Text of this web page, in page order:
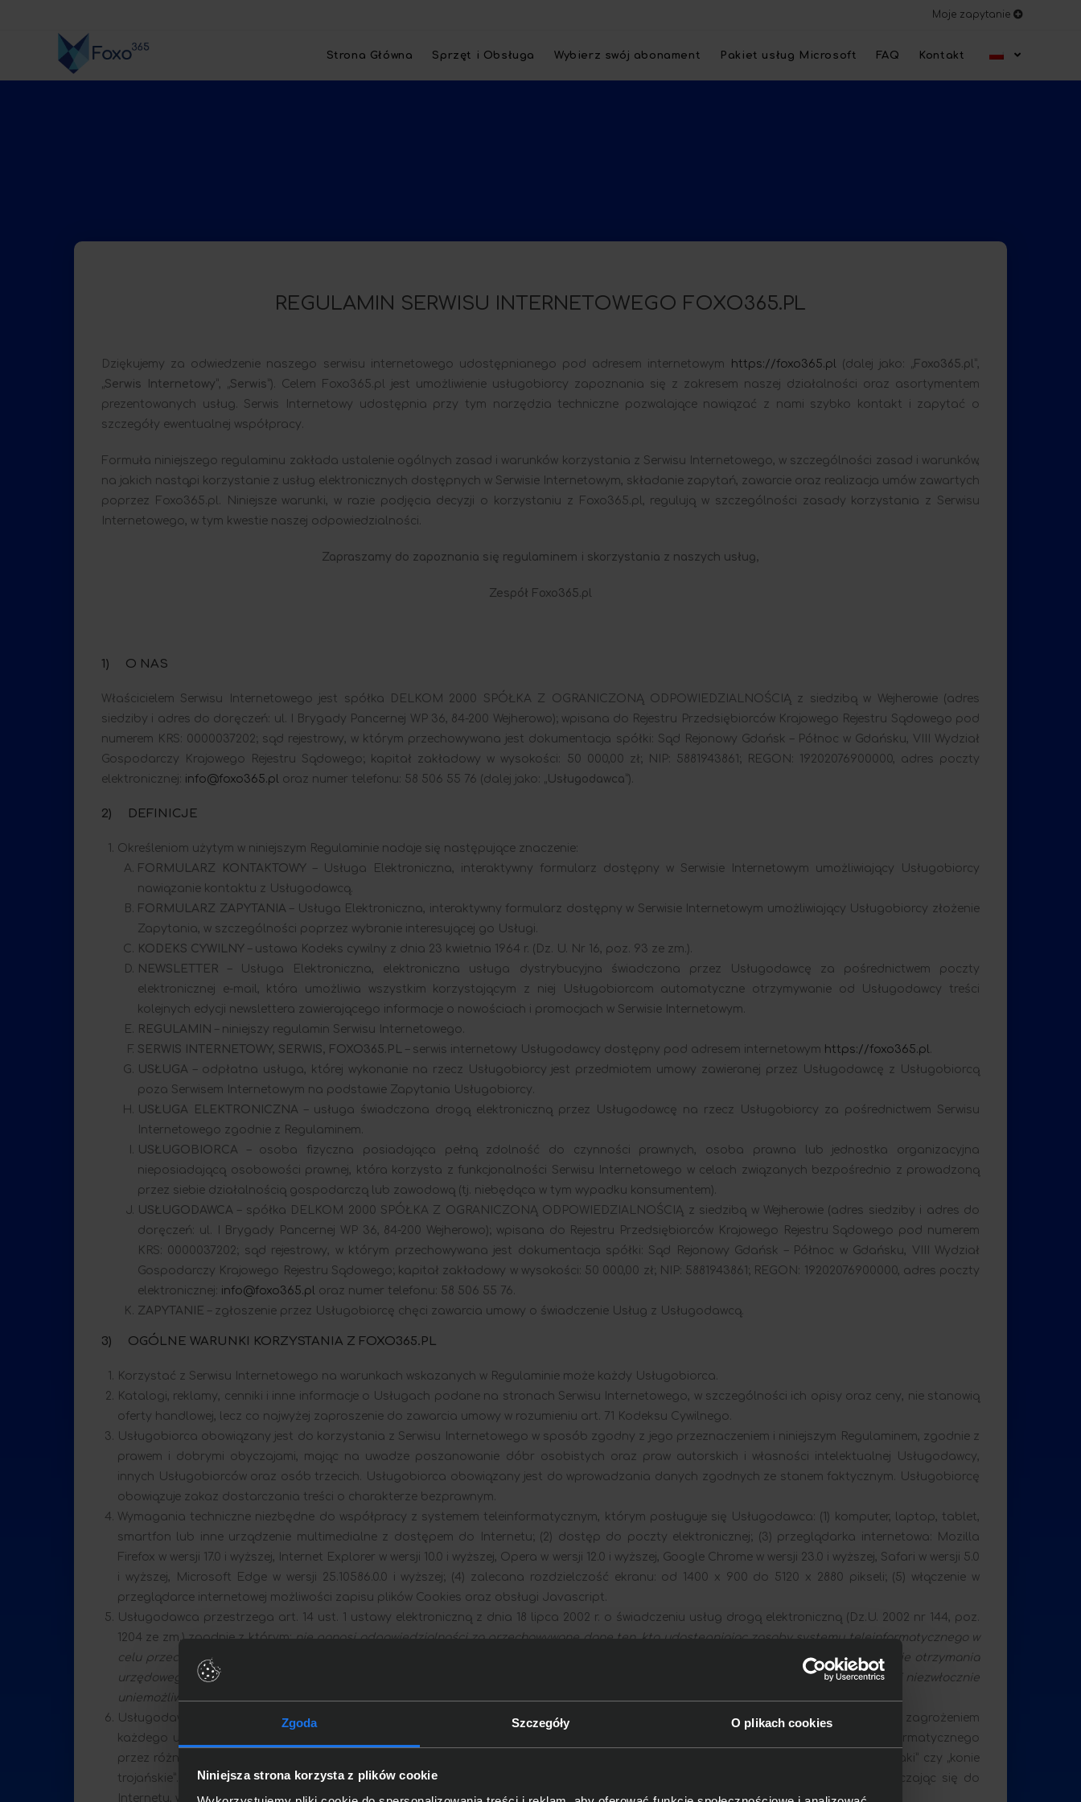
Zgoda Szczegóły O plikach cookies
Niniejsza strona korzysta z plików cookie
Moje zapytanie
Strona Główna Sprzęt i Obsługa Wybierz swój abonament Pakiet usług Microsoft FAQ Kontakt
REGULAMIN SERWISU INTERNETOWEGO FOXO365.PL
Dziękujemy za odwiedzenie naszego serwisu internetowego udostępnianego pod adresem internetowym https://foxo365.pl(dalej jako: „Foxo365.pl”,
„Serwis Internetowy”, „Serwis”). Celem Foxo365.pl jest umożliwienie usługobiorcy zapoznania się z zakresem naszej działalności oraz asortymentem
prezentowanych usług. Serwis Internetowy udostępnia przy tym narzędzia techniczne pozwalające nawiązać z nami szybko kontakt i zapytać o
szczegóły ewentualnej współpracy.
Formuła niniejszego regulaminu zakłada ustalenie ogólnych zasad i warunków korzystania z Serwisu Internetowego, w szczególności zasad i warunków,
na jakich nastąpi korzystanie z usług elektronicznych dostępnych w Serwisie Internetowym, składanie zapytań, zawarcie oraz realizacja umów zawartych
poprzez Foxo365.pl. Niniejsze warunki, w razie podjęcia decyzji o korzystaniu z Foxo365.pl, regulują w szczególności zasady korzystania z Serwisu
Internetowego, w tym kwestie naszej odpowiedzialności.
Zapraszamy do zapoznania się regulaminem i skorzystania z naszych usług,
Zespół Foxo365.pl
1) O NAS
Właścicielem Serwisu Internetowego jest spółka DELKOM 2000 SPÓŁKA Z OGRANICZONĄ ODPOWIEDZIALNOŚCIĄ z siedzibą w Wejherowie (adres
siedziby i adres do doręczeń: ul. I Brygady Pancernej WP 36, 84-200 Wejherowo); wpisana do Rejestru Przedsiębiorców Krajowego Rejestru Sądowego pod
numerem KRS: 0000037202; sąd rejestrowy, w którym przechowywana jest dokumentacja spółki: Sąd Rejonowy Gdańsk – Północ w Gdańsku, VIII Wydział
Gospodarczy Krajowego Rejestru Sądowego; kapitał zakładowy w wysokości: 50 000,00 zł; NIP: 5881943861; REGON: 19202076900000, adres poczty
elektronicznej: info@foxo365.pl oraz numer telefonu: 58 506 55 76 (dalej jako: „Usługodawca”).
2) DEFINICJE
Określeniom użytym w niniejszym Regulaminie nadaje się następujące znaczenie:
FORMULARZ KONTAKTOWY – Usługa Elektroniczna, interaktywny formularz dostępny w Serwisie Internetowym umożliwiający Usługobiorcy
nawiązanie kontaktu z Usługodawcą.
FORMULARZ ZAPYTANIA– Usługa Elektroniczna, interaktywny formularz dostępny w Serwisie Internetowym umożliwiający Usługobiorcy złożenie
Zapytania, w szczególności poprzez wybranie interesującej go Usługi.
KODEKS CYWILNY – ustawa Kodeks cywilny z dnia 23 kwietnia 1964 r. (Dz. U. Nr 16, poz. 93 ze zm.).
NEWSLETTER – Usługa Elektroniczna, elektroniczna usługa dystrybucyjna świadczona przez Usługodawcę za pośrednictwem poczty
elektronicznej e-mail, która umożliwia wszystkim korzystającym z niej Usługobiorcom automatyczne otrzymywanie od Usługodawcy treści
kolejnych edycji newslettera zawierającego informacje o nowościach i promocjach w Serwisie Internetowym.
REGULAMIN – niniejszy regulamin Serwisu Internetowego.
SERWIS INTERNETOWY, SERWIS, FOXO365.PL – serwis internetowy Usługodawcy dostępny pod adresem internetowym https://foxo365.pl.
USŁUGA – odpłatna usługa, której wykonanie na rzecz Usługobiorcy jest przedmiotem umowy zawieranej przez Usługodawcę z Usługobiorcą
poza Serwisem Internetowym na podstawie Zapytania Usługobiorcy.
USŁUGA ELEKTRONICZNA – usługa świadczona drogą elektroniczną przez Usługodawcę na rzecz Usługobiorcy za pośrednictwem Serwisu
Internetowego zgodnie z Regulaminem.
USŁUGOBIORCA – osoba fizyczna posiadająca pełną zdolność do czynności prawnych, osoba prawna lub jednostka organizacyjna
nieposiadającą osobowości prawnej, która korzysta z funkcjonalności Serwisu Internetowego w celach związanych bezpośrednio z prowadzoną
przez siebie działalnością gospodarczą lub zawodową (tj. niebędąca w tym wypadku konsumentem).
USŁUGODAWCA– spółka DELKOM 2000 SPÓŁKA Z OGRANICZONĄ ODPOWIEDZIALNOŚCIĄ z siedzibą w Wejherowie (adres siedziby i adres do
doręczeń: ul. I Brygady Pancernej WP 36, 84-200 Wejherowo); wpisana do Rejestru Przedsiębiorców Krajowego Rejestru Sądowego pod numerem
KRS: 0000037202; sąd rejestrowy, w którym przechowywana jest dokumentacja spółki: Sąd Rejonowy Gdańsk – Północ w Gdańsku, VIII Wydział
Gospodarczy Krajowego Rejestru Sądowego; kapitał zakładowy w wysokości: 50 000,00 zł; NIP: 5881943861; REGON: 19202076900000, adres poczty
elektronicznej: info@foxo365.pl oraz numer telefonu: 58 506 55 76.
ZAPYTANIE – zgłoszenie przez Usługobiorcę chęci zawarcia umowy o świadczenie Usług z Usługodawcą.
3) OGÓLNE WARUNKI KORZYSTANIA Z FOXO365.PL
Korzystać z Serwisu Internetowego na warunkach wskazanych w Regulaminie może każdy Usługobiorca.
Katalogi, reklamy, cenniki i inne informacje o Usługach podane na stronach Serwisu Internetowego, w szczególności ich opisy oraz ceny, nie stanowią
oferty handlowej, lecz co najwyżej zaproszenie do zawarcia umowy w rozumieniu art. 71 Kodeksu Cywilnego.
Usługobiorca obowiązany jest do korzystania z Serwisu Internetowego w sposób zgodny z jego przeznaczeniem i niniejszym Regulaminem, zgodnie z
prawem i dobrymi obyczajami, mając na uwadze poszanowanie dóbr osobistych oraz praw autorskich i własności intelektualnej Usługodawcy,
innych Usługobiorców oraz osób trzecich. Usługobiorca obowiązany jest do wprowadzania danych zgodnych ze stanem faktycznym. Usługobiorcę
obowiązuje zakaz dostarczania treści o charakterze bezprawnym.
Wymagania techniczne niezbędne do współpracy z systemem teleinformatycznym, którym posługuje się Usługodawca: (1) komputer, laptop, tablet,
smartfon lub inne urządzenie multimedialne z dostępem do Internetu; (2) dostęp do poczty elektronicznej; (3) przeglądarka internetowa: Mozilla
Firefox w wersji 17.0 i wyższej, Internet Explorer w wersji 10.0 i wyższej, Opera w wersji 12.0 i wyższej, Google Chrome w wersji 23.0 i wyższej, Safari w wersji 5.0
i wyższej, Microsoft Edge w wersji 25.10586.0.0 i wyższej; (4) zalecana rozdzielczość ekranu: od 1400 x 900 do 5120 x 2880 pikseli; (5) włączenie w
przeglądarce internetowej możliwości zapisu plików Cookies oraz obsługi Javascript.
Usługodawca przestrzega art. 14 ust. 1 ustawy elektroniczną z dnia 18 lipca 2002 r. o świadczeniu usług drogą elektroniczną (Dz.U. 2002 nr 144, poz.
1204 ze zm.) zgodnie z którym:nie ponosi odpowiedzialności za przechowywane dane ten, kto udostępniając zasoby systemu teleinformatycznego w
celu przechowywania danych przez usługobiorcę nie wie o bezprawnym charakterze danych lub związanej z nimi działalności, a w razie otrzymania
urzędowego zawiadomienia lub uzyskania wiarygodnej wiadomości o bezprawnym charakterze danych lub związanej z nimi działalności niezwłocznie
uniemożliwi dostęp do tych danych.
Usługodawca informuje, że korzystanie z Serwisu Internetowego za pośrednictwem sieci Internet wiąże się z ryzykiem. Podstawowym zagrożeniem
każdego użytkownika Internetu, w tym osób korzystających z Usług Elektronicznych, jest możliwość „zainfekowania” systemu teleinformatycznego
przez różnego rodzaju oprogramowanie tworzone głównie w celu wyrządzania szkód, w szczególności wirusy komputerowe typu „robaki” czy „konie
trojańskie”. By uniknąć zagrożeń z tym związanych, ważne jest, by Usługobiorca zaopatrzył swój sprzęt, który wykorzystuje, podłączając się do
Internetu, w program antywirusowy i stale go aktualizował, instalując jego najnowsze wersje.